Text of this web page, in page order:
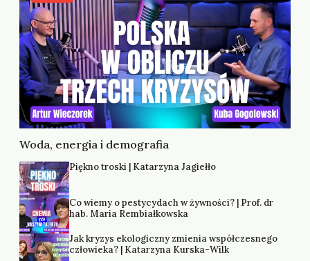
Woda, energia i demografia
Piękno troski | Katarzyna Jagiełło
Co wiemy o pestycydach w żywności? | Prof. dr
hab. Maria Rembiałkowska
Jak kryzys ekologiczny zmienia współczesnego
człowieka? | Katarzyna Kurska-Wilk